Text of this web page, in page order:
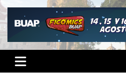
Semanario 7 Días